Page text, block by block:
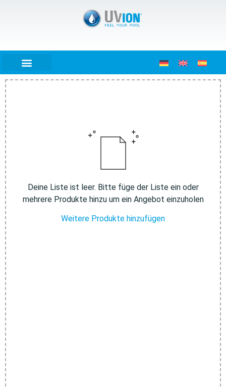
Deine Liste ist leer. Bitte füge der Liste ein oder
mehrere Produkte hinzu um ein Angebot einzuholen
Weitere Produkte hinzufügen